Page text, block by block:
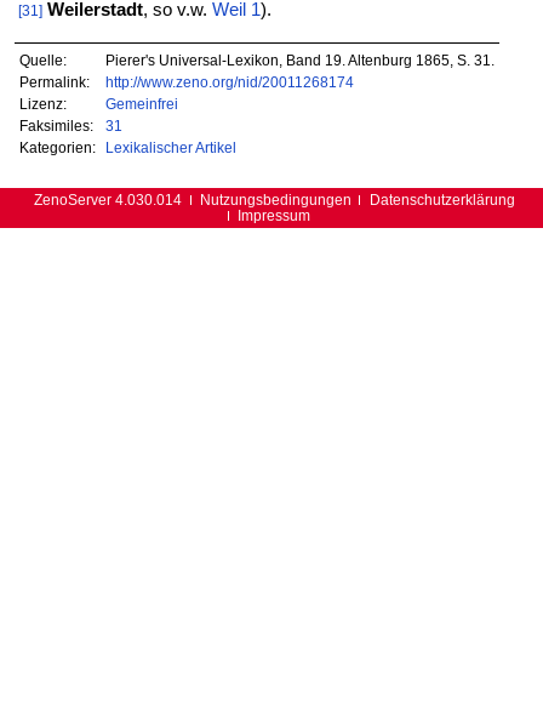
[31] Weilerstadt, so v.w. Weil 1).
Quelle:
Pierer's Universal-Lexikon, Band 19. Altenburg 1865, S. 31.
Permalink:
http://www.zeno.org/nid/20011268174
Lizenz:
Gemeinfrei
Faksimiles:
31
Kategorien:
Lexikalischer Artikel
ZenoServer 4.030.014 Nutzungsbedingungen
Datenschutzerklärung
Impressum